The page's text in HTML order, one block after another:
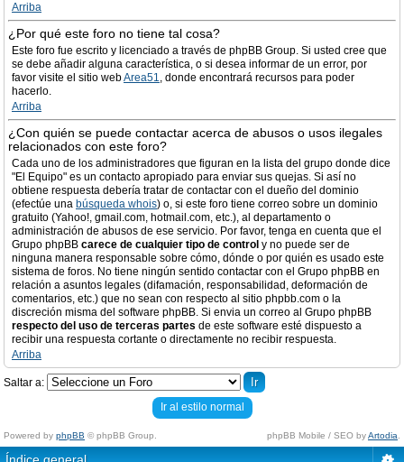
Arriba
¿Por qué este foro no tiene tal cosa?
Este foro fue escrito y licenciado a través de phpBB Group. Si usted cree que
se debe añadir alguna característica, o si desea informar de un error, por
favor visite el sitio webArea51, donde encontrará recursos para poder
hacerlo.
Arriba
¿Con quién se puede contactar acerca de abusos o usos ilegales
relacionados con este foro?
Cada uno de los administradores que figuran en la lista del grupo donde dice
"El Equipo" es un contacto apropiado para enviar sus quejas. Si así no
obtiene respuesta debería tratar de contactar con el dueño del dominio
(efectúe una búsqueda whois) o, si este foro tiene correo sobre un dominio
gratuito (Yahoo!, gmail.com, hotmail.com, etc.), al departamento o
administración de abusos de ese servicio. Por favor, tenga en cuenta que el
Grupo phpBB carece de cualquier tipo de control y no puede ser de
ninguna manera responsable sobre cómo, dónde o por quién es usado este
sistema de foros. No tiene ningún sentido contactar con el Grupo phpBB en
relación a asuntos legales (difamación, responsabilidad, deformación de
comentarios, etc.) que no sean con respecto al sitio phpbb.com o la
discreción misma del software phpBB. Si envia un correo al Grupo phpBB
respecto del uso de terceras partes de este software esté dispuesto a
recibir una respuesta cortante o directamente no recibir respuesta.
Arriba
Saltar a:
Ir al estilo normal
Powered by phpBB © phpBB Group. phpBB Mobile / SEO byArtodia